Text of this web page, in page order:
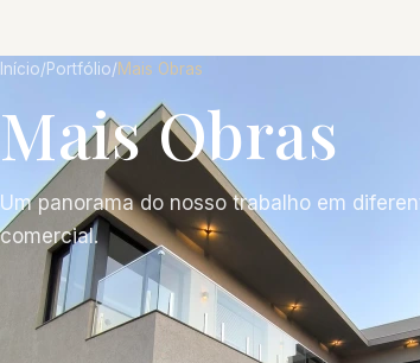
Início/Portfólio/Mais Obras
Mais Obras
Um panorama do nosso trabalho em
comercial.